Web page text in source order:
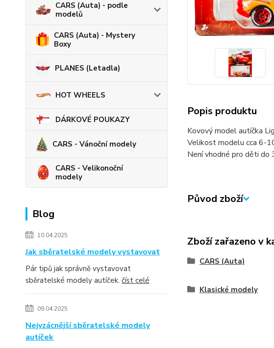
CARS (Auta) - podle
modelů
CARS (Auta) - Mystery
Boxy
PLANES (Letadla)
HOT WHEELS
DÁRKOVÉ POUKAZY
CARS - Vánoční modely
CARS - Velikonoční
modely
Blog
10.04.2025
Jak sběratelské modely vystavovat
Pár tipů jak správně vystavovat
sběratelské modely autíček. číst celé
09.04.2025
Nejvzácnější sběratelské modely
autíček
Popis produktu
Kovový model autíčka
Velikost modelu cca 6-
Není vhodné pro děti do
Původ zboží
Zboží zařazeno v
CARS (Auta)
Klasické modely